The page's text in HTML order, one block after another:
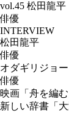
vol.45 松田龍
俳優
INTERVIEW
松田龍平
俳優
オダギリジョー
俳優
映画「舟を編む
新しい辞書「